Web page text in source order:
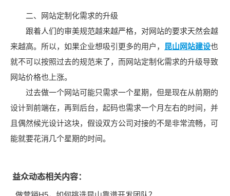
二、网站定制化需求的升级
跟着人们的审美规范越来越严格，对网站的要求天然会越
来越高。所以，如果企业想吸引更多的用户，
昆山网站建设也
就不可以按照过去的规范来了，而网站定制化需求的升级导致
网站价格也上涨。
过去做一个网站可能只需求一个星期，但是现在从前期的
设计到前端在，再到后台，起码也需求一个月左右的时间，并
且偶然候光设计这块，假设双方公司对接的不是非常流畅，可
能就要花消几个星期的时间。
益众动态相关内容：